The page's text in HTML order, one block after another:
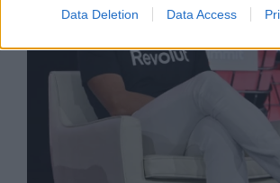
Data Deletion Data Access